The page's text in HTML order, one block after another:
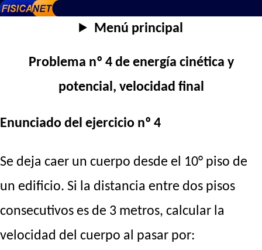
Menú principal
Problema nº 4 de energía cinética y
potencial, velocidad final
Enunciado del ejercicio nº 4
Se deja caer un cuerpo desde el 10° piso de
un edificio. Si la distancia entre dos pisos
consecutivos es de 3 metros, calcular la
velocidad del cuerpo al pasar por: